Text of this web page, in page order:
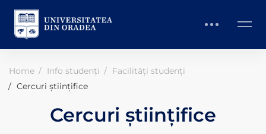
Home Info studenți
Facilități studenți
Cercuri științifice
Cercuri științifice